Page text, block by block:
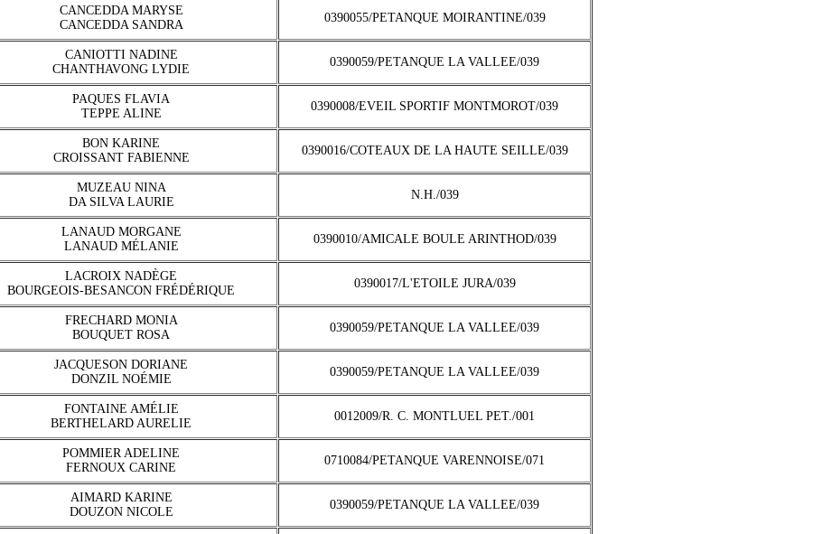
CANCEDDA MARYSE
CANCEDDA SANDRA
0390055/PETANQUE MOIRANTINE/039
CANIOTTI NADINE
CHANTHAVONG LYDIE
0390059/PETANQUE LA VALLEE/039
PAQUES FLAVIA
TEPPE ALINE
0390008/EVEIL SPORTIF MONTMOROT/039
BON KARINE
CROISSANT FABIENNE
0390016/COTEAUX DE LA HAUTE SEILLE/039
MUZEAU NINA
DA SILVA LAURIE
N.H./039
LANAUD MORGANE
LANAUD MÉLANIE
0390010/AMICALE BOULE ARINTHOD/039
LACROIX NADÈGE
BOURGEOIS-BESANCON FRÉDÉRIQUE
0390017/L'ETOILE JURA/039
FRECHARD MONIA
BOUQUET ROSA
0390059/PETANQUE LA VALLEE/039
JACQUESON DORIANE
DONZIL NOÉMIE
0390059/PETANQUE LA VALLEE/039
FONTAINE AMÉLIE
BERTHELARD AURELIE
0012009/R. C. MONTLUEL PET./001
POMMIER ADELINE
FERNOUX CARINE
0710084/PETANQUE VARENNOISE/071
AIMARD KARINE
DOUZON NICOLE
0390059/PETANQUE LA VALLEE/039